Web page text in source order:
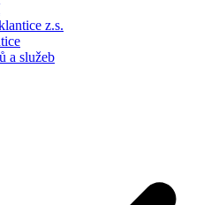
z.s.
a služeb